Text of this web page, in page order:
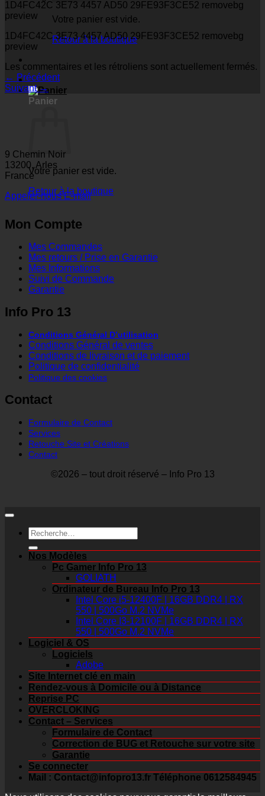
Votre panier est vide.
Retour à la boutique
Panier
Votre panier est vide.
Retour à la boutique
1D4FC42C 3E73 4457 AD50 29FE93F3CE52 removebg
preview
1D4FC42C 3E73 4457 AD50 29FE93F3CE52 removebg
preview
Les commentaires et les rétroliens sont actuellement fermés.
← Précédent
Suivant→
9 Chemin Noir
13200, Arles
France
Appeler-nous E-mail
Mon Compte
Mes Commandes
Mes retours / Prise en Garantie
Mes Informations
Suivi de Commande
Garantie
Info Pro 13
Conditions Général D’utilisation
Conditions Général de ventes
Conditions de livraison et de paiement
Politique de confidentialité
Politique des cookies
Contact
Formulaire de Contact
Services
Retouche Site et Créations
Contact
©2026 – tout droit réservé – Info Pro 13
Recherche
pour :
Nos Modèles
Pc Gamer Info Pro 13
GOLIATH
Ordinateur de Bureau Info Pro 13
Intel Core i5-12400F | 16GB DDR4 | RX
550 | 500Go M.2 NVMe
Intel Core I3-12100F | 16GB DDR4 | RX
550 | 500Go M.2 NVMe
Logiciel & OS
Logiciels
Adobe
Site Internet clé en main
Rendez-vous à Domicile ou à Distance
Reprise PC
OVERCLOKING
Contact – Services
Formulaire de Contact
Correction de BUG et Retouche sur votre site
Garantie
Se connecter
Mail : Contact@infopro13.fr Téléphone 0612584945